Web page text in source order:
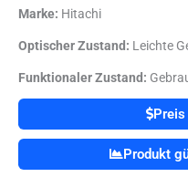
Marke: Hitachi
Optischer Zustand: Leichte
Funktionaler Zustand:
Preis
Produkt